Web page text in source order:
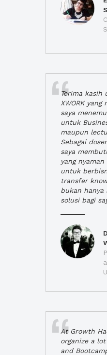
Terima kasih
XWORK
saya
untuk
maupun
Sebagai
saya
yang
untuk
transfer
bukan hanya
solusi bagi
At Growth
organize a
and